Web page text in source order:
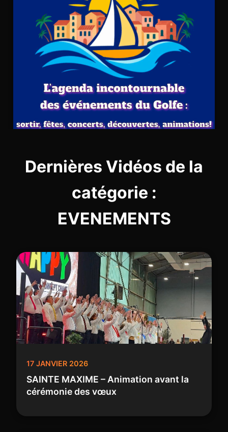
Dernières Vidéos de la
catégorie :
EVENEMENTS
17 JANVIER 2026
SAINTE MAXIME – Animation avant la
cérémonie des vœux